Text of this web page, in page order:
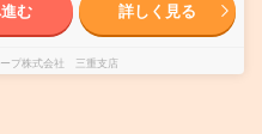
む 詳しく見る
プ株式会社 三重支店